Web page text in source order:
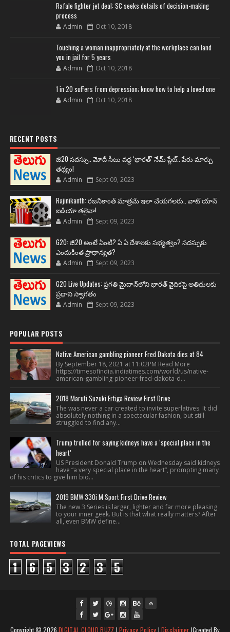
Rafale fighter jet deal: SC seeks details of decision-making
process
Admin Oct 10, 2018
Touching a woman inappropriately at the workplace can land
you in jail for 5 years
Admin Oct 10, 2018
1 in 20 suffers from depression; know how to help a loved one
Admin Oct 10, 2018
RECENT POSTS
జీ20 సదస్సు.. మోదీ సీటు వద్ద ‘భారత్’ నేమ్ ప్లేట్‌.. పేరు మార్పు
తథ్యం!
Admin Sept 09, 2023
Rajinikanth: రజనీకాంత్ మాత్రమే ఇలా చేయగలరు.. వాట్ యాన్
ఐడియా తలైవా!
Admin Sept 09, 2023
G20: జీ20 అంటే ఏంటి? ఏ ఏ దేశాలకు సభ్యత్వం? సదస్సుకు
ఎందుకింత ప్రాధాన్యత?
Admin Sept 09, 2023
G20 Live Updates: ప్రగతి మైదాన్‌లోని భారత్ వైదికపై అతిథులకు
ప్రధాని స్వాగతం
Admin Sept 09, 2023
POPULAR POSTS
Native American gambling pioneer Fred Dakota dies at 84
By September 18, 2021 at 11:02PM Read More
https://timesofindia.indiatimes.com/world/us/native-
american-gambling-pioneer-fred-dakota-d...
2018 Maruti Suzuki Ertiga Review First Drive
The was never a car created to invite superlatives. It did
absolutely nothing in a spectacular fashion, but still
struggled to find any...
Trump trolled for saying kidneys have a ‘special place in the
heart’
US President Donald Trump on Wednesday said kidneys
have “a very special place in the heart”, prompting many
of his critics to give him bio...
2019 BMW 330i M Sport First Drive Review
The new 3 Series is larger, lighter and far more pleasing
to your inner geek. But is that what really matters? After
all, even BMW define...
TOTAL PAGEVIEWS
1 6 5 3 2 3 5
fac twi
gpl ins
you
Copyright ©2026DIGITAL CLOUD BUZZ | Privacy Policy | Disclaimer |Created By